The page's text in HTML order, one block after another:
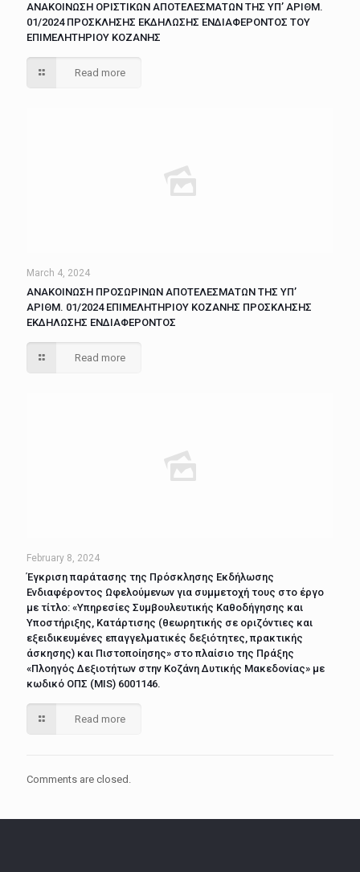
ΑΝΑΚΟΙΝΩΣΗ ΟΡΙΣΤΙΚΩΝ ΑΠΟΤΕΛΕΣΜΑΤΩΝ ΤΗΣ ΥΠ’ ΑΡΙΘΜ.
01/2024 ΠΡΟΣΚΛΗΣΗΣ ΕΚΔΗΛΩΣΗΣ ΕΝΔΙΑΦΕΡΟΝΤΟΣ ΤΟΥ
ΕΠΙΜΕΛΗΤΗΡΙΟΥ ΚΟΖΑΝΗΣ
Read more
March 4, 2024
ΑΝΑΚΟΙΝΩΣΗ ΠΡΟΣΩΡΙΝΩΝ ΑΠΟΤΕΛΕΣΜΑΤΩΝ ΤΗΣ ΥΠ’
ΑΡΙΘΜ. 01/2024 ΕΠΙΜΕΛΗΤΗΡΙΟΥ ΚΟΖΑΝΗΣ ΠΡΟΣΚΛΗΣΗΣ
ΕΚΔΗΛΩΣΗΣ ΕΝΔΙΑΦΕΡΟΝΤΟΣ
Read more
February 8, 2024
Έγκριση παράτασης της Πρόσκλησης Εκδήλωσης
Ενδιαφέροντος Ωφελούμενων για συμμετοχή τους στο έργο
με τίτλο: «Υπηρεσίες Συμβουλευτικής Καθοδήγησης και
Υποστήριξης, Κατάρτισης (θεωρητικής σε οριζόντιες και
εξειδικευμένες επαγγελματικές δεξιότητες, πρακτικής
άσκησης) και Πιστοποίησης» στο πλαίσιο της Πράξης
«Πλοηγός Δεξιοτήτων στην Κοζάνη Δυτικής Μακεδονίας» με
κωδικό ΟΠΣ (MIS) 6001146.
Read more
Comments are closed.